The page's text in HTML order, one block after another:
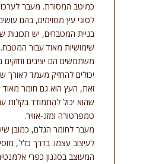
כמיטב המסורת. מעבר
לסוגי עץ מסוימים, בהם
בניית המטבחים, יש תכונות
שימושיות מאוד עבור
משתמשים הם יציבים
יכולים להחזיק מעמד לאורך
זאת, העץ הוא גם חומר
שהוא יכול להתמודד בקלות
טמפרטורה ומזג-אוויר.
מעבר לחומר הגלם, כמובן
לעיצוב עצמו. בדרך כלל,
המעוצב בסגנון כפרי